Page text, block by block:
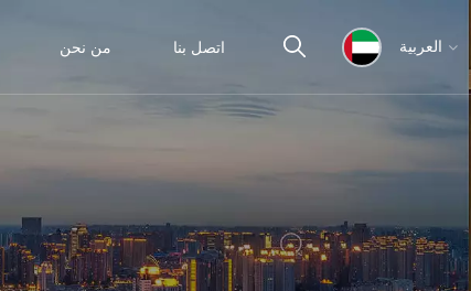
من نحن اتصل بنا العربية
ไทย